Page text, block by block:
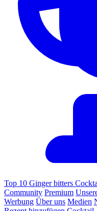
Top 10 Ginger bitters
Community Premium
Werbung Über uns Medien